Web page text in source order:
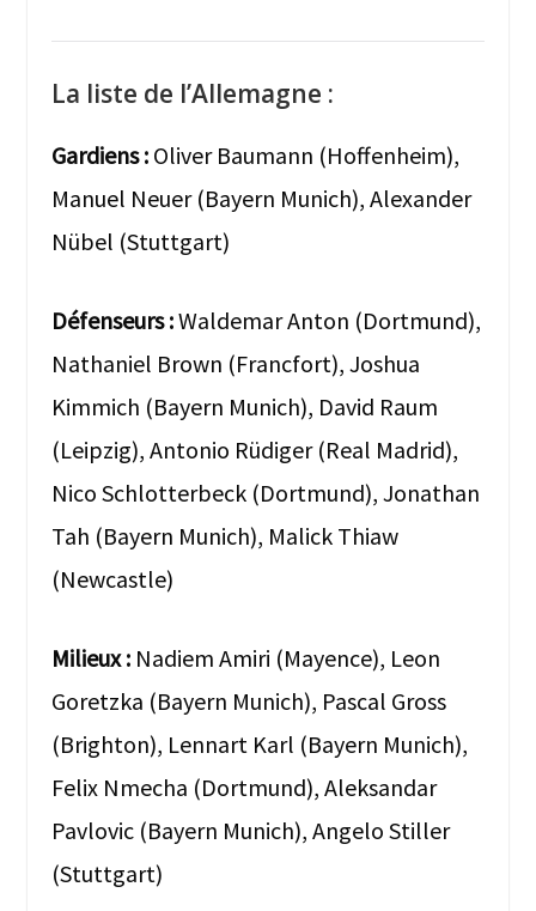
La liste de l’Allemagne :
Gardiens :Oliver Baumann (Hoffenheim),
Manuel Neuer (Bayern Munich), Alexander
Nübel (Stuttgart)
Défenseurs :Waldemar Anton (Dortmund),
Nathaniel Brown (Francfort), Joshua
Kimmich (Bayern Munich), David Raum
(Leipzig), Antonio Rüdiger (Real Madrid),
Nico Schlotterbeck (Dortmund), Jonathan
Tah (Bayern Munich), Malick Thiaw
(Newcastle)
Milieux :Nadiem Amiri (Mayence), Leon
Goretzka (Bayern Munich), Pascal Gross
(Brighton), Lennart Karl (Bayern Munich),
Felix Nmecha (Dortmund), Aleksandar
Pavlovic (Bayern Munich), Angelo Stiller
(Stuttgart)